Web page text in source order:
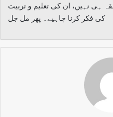
ہی نہیں، ان کی تعلیم و تربیت
کی فکر کرنا چاہیے۔ پھر مل جل